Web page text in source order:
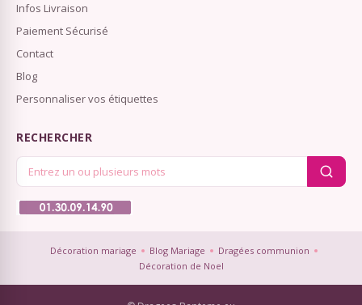
Infos Livraison
Paiement Sécurisé
Contact
Blog
Personnaliser vos étiquettes
RECHERCHER
Décoration mariage Blog Mariage
Dragées communion
Décoration de Noel